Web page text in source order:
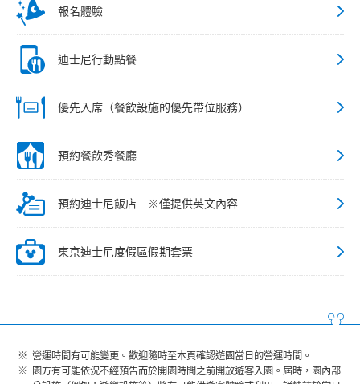
報名體驗
迪士尼行動點餐
優先入席（餐飲設施的優先帶位服務）
預約餐飲秀餐廳
預約迪士尼飯店 ※僅提供英文內容
東京迪士尼度假區假期套票
營運時間有可能變更。歡迎隨時至本頁確認遊園當日的營運時間。
園方有可能依況不經預告而於開園時間之前開放遊客入園。屆時，園內部